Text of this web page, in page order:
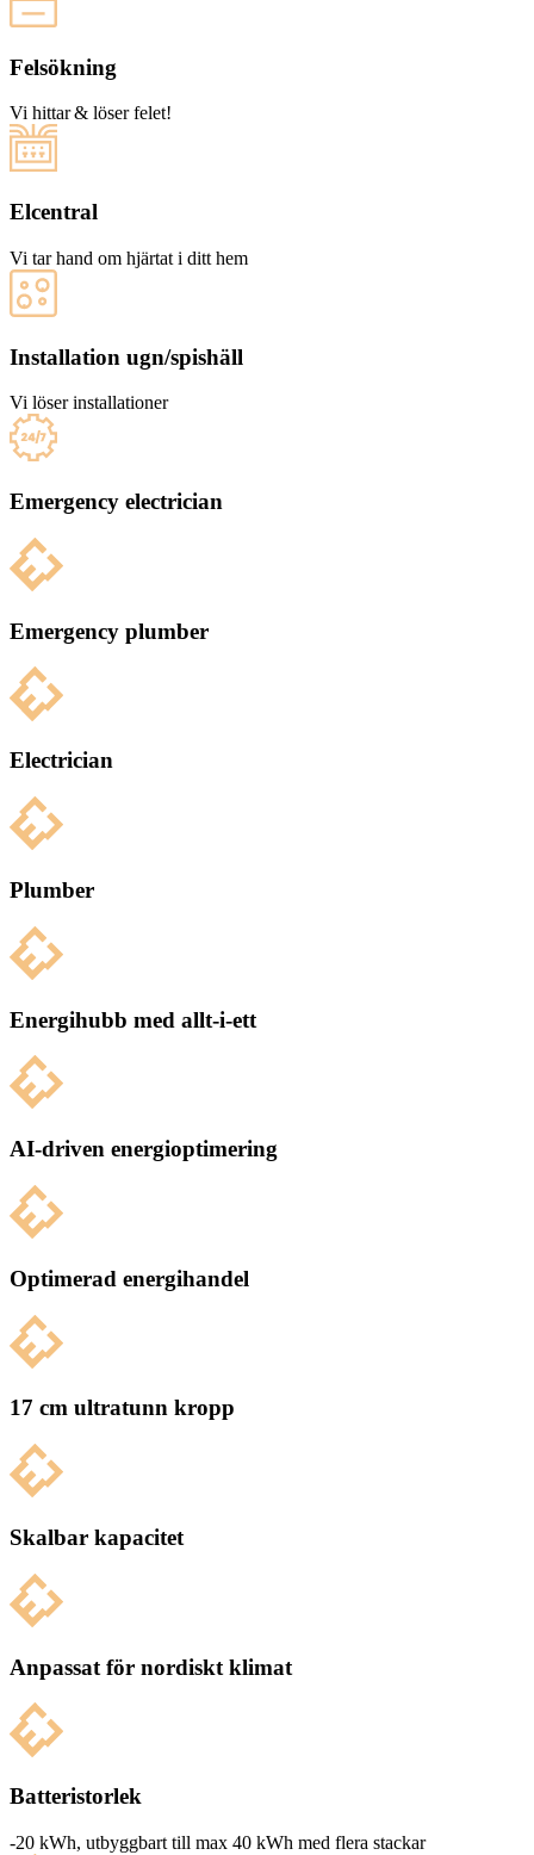
Felsökning
Vi hittar & löser felet!
Elcentral
Vi tar hand om hjärtat i ditt hem
Installation ugn/spishäll
Vi löser installationer
Emergency electrician
Emergency plumber
Electrician
Plumber
Energihubb med allt-i-ett
AI-driven energioptimering
Optimerad energihandel
17 cm ultratunn kropp
Skalbar kapacitet
Anpassat för nordiskt klimat
Batteristorlek
-20 kWh, utbyg­g­bart till max 40 kWh med flera stackar